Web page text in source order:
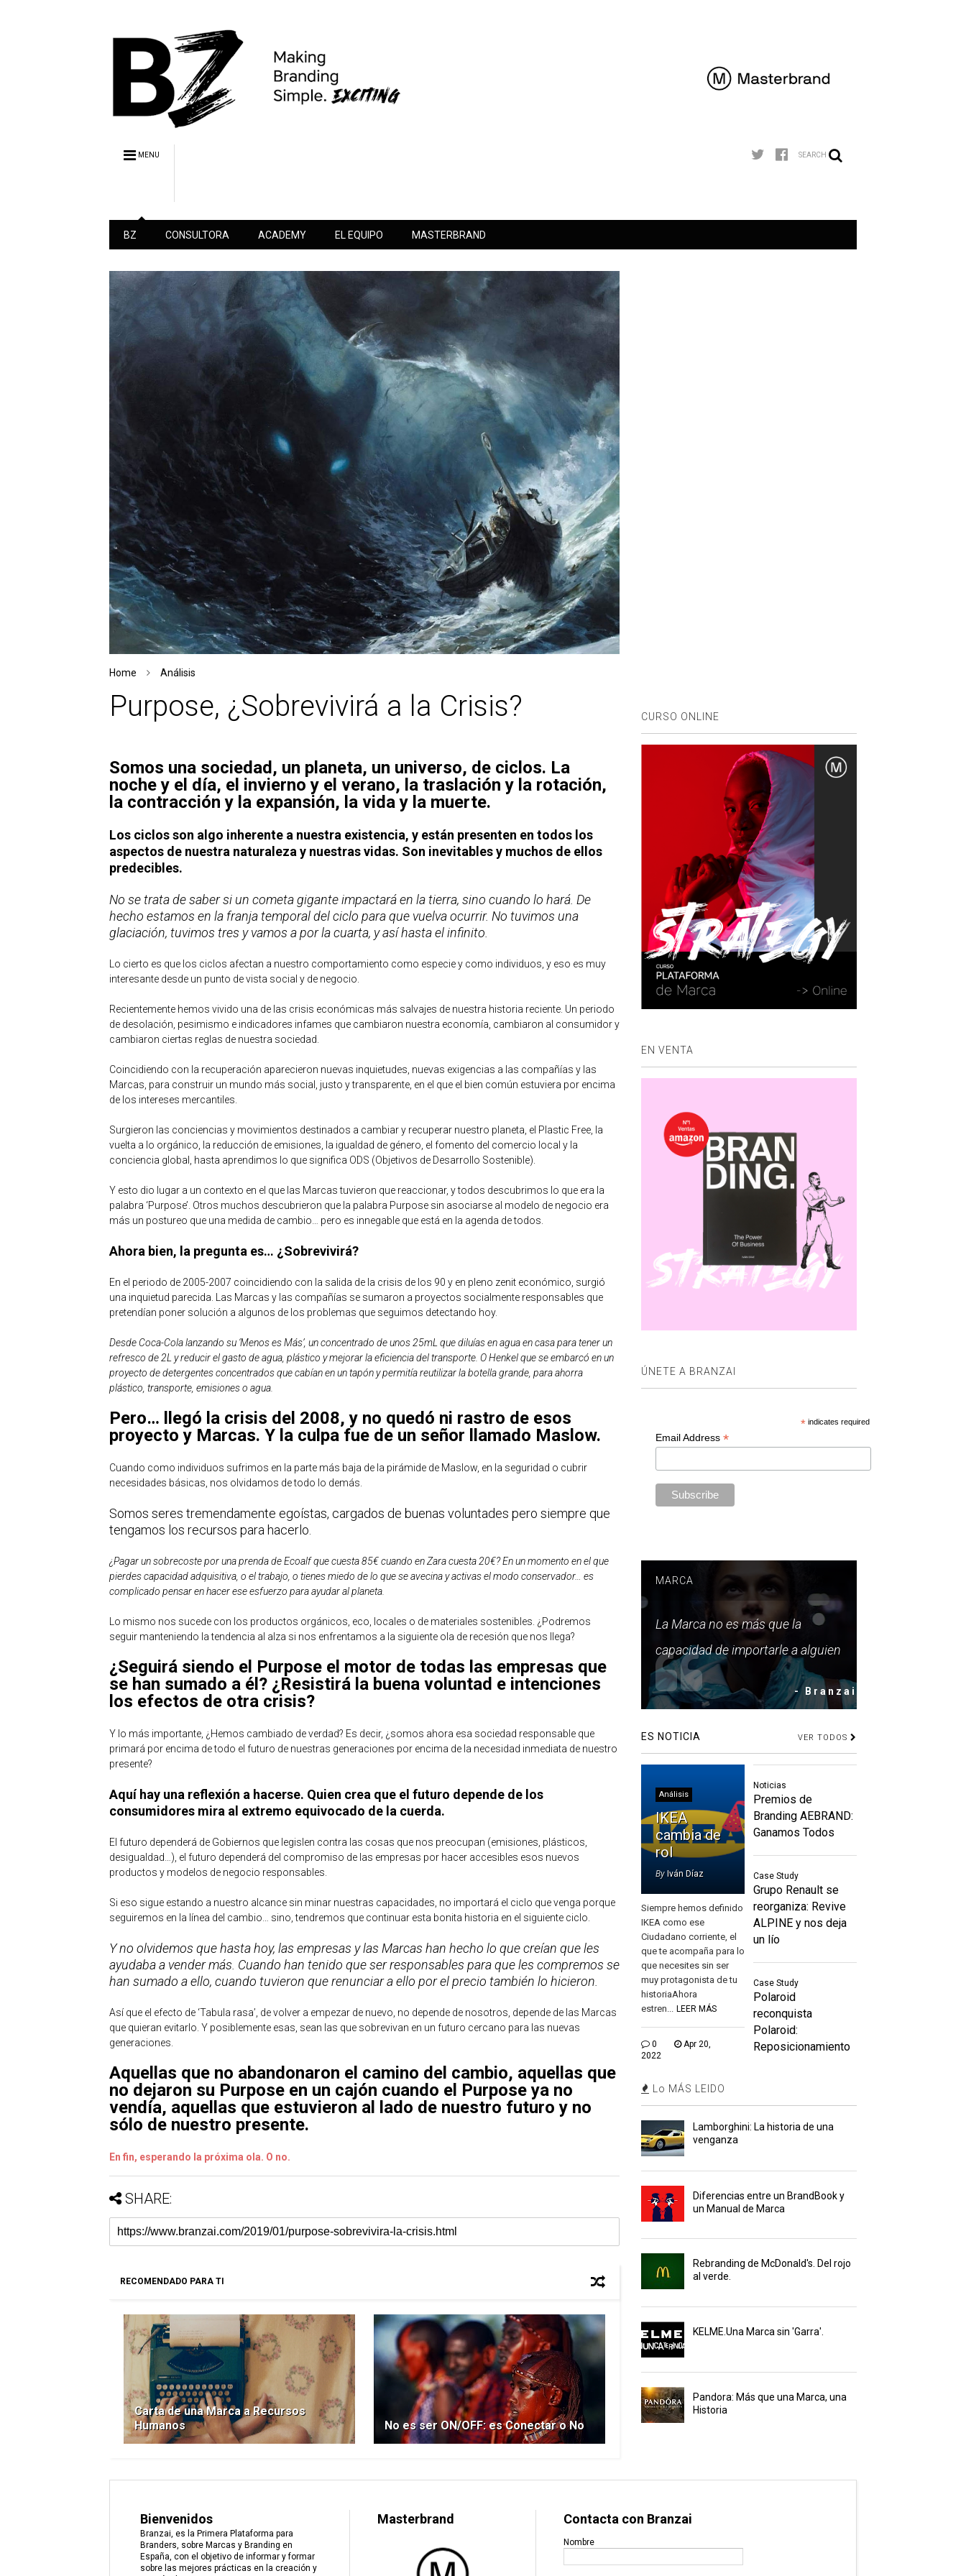
MENU SEARCH
BZ CONSULTORA ACADEMY EL EQUIPO MASTERBRAND
Home Análisis
Purpose, ¿Sobrevivirá a la Crisis?
Somos una sociedad, un planeta, un universo, de ciclos. La
noche y el día, el invierno y el verano, la traslación y la rotación,
la contracción y la expansión, la vida y la muerte.
Los ciclos son algo inherente a nuestra existencia, y están presenten en todos los
aspectos de nuestra naturaleza y nuestras vidas. Son inevitables y muchos de ellos
predecibles.
No se trata de saber si un cometa gigante impactará en la tierra, sino cuando lo hará. De
hecho estamos en la franja temporal del ciclo para que vuelva ocurrir. No tuvimos una
glaciación, tuvimos tres y vamos a por la cuarta, y así hasta el infinito.
Lo cierto es que los ciclos afectan a nuestro comportamiento como especie y como individuos, y eso es muy
interesante desde un punto de vista social y de negocio.
Recientemente hemos vivido una de las crisis económicas más salvajes de nuestra historia reciente. Un periodo
de desolación, pesimismo e indicadores infames que cambiaron nuestra economía, cambiaron al consumidor y
cambiaron ciertas reglas de nuestra sociedad.
Coincidiendo con la recuperación aparecieron nuevas inquietudes, nuevas exigencias a las compañías y las
Marcas, para construir un mundo más social, justo y transparente, en el que el bien común estuviera por encima
de los intereses mercantiles.
Surgieron las conciencias y movimientos destinados a cambiar y recuperar nuestro planeta, el Plastic Free, la
vuelta a lo orgánico, la reducción de emisiones, la igualdad de género, el fomento del comercio local y la
conciencia global, hasta aprendimos lo que significa ODS (Objetivos de Desarrollo Sostenible).
Y esto dio lugar a un contexto en el que las Marcas tuvieron que reaccionar, y todos descubrimos lo que era la
palabra ‘Purpose’. Otros muchos descubrieron que la palabra Purpose sin asociarse al modelo de negocio era
más un postureo que una medida de cambio… pero es innegable que está en la agenda de todos.
Ahora bien, la pregunta es… ¿Sobrevivirá?
En el periodo de 2005-2007 coincidiendo con la salida de la crisis de los 90 y en pleno zenit económico, surgió
una inquietud parecida. Las Marcas y las compañías se sumaron a proyectos socialmente responsables que
pretendían poner solución a algunos de los problemas que seguimos detectando hoy.
Desde Coca-Cola lanzando su ‘Menos es Más’, un concentrado de unos 25mL que diluías en agua en casa para tener un
refresco de 2L y reducir el gasto de agua, plástico y mejorar la eficiencia del transporte. O Henkel que se embarcó en un
proyecto de detergentes concentrados que cabían en un tapón y permitía reutilizar la botella grande, para ahorra
plástico, transporte, emisiones o agua.
Pero… llegó la crisis del 2008, y no quedó ni rastro de esos
proyecto y Marcas. Y la culpa fue de un señor llamado Maslow.
Cuando como individuos sufrimos en la parte más baja de la pirámide de Maslow, en la seguridad o cubrir
necesidades básicas, nos olvidamos de todo lo demás.
Somos seres tremendamente egoístas, cargados de buenas voluntades pero siempre que
tengamos los recursos para hacerlo.
¿Pagar un sobrecoste por una prenda de Ecoalf que cuesta 85€ cuando en Zara cuesta 20€? En un momento en el que
pierdes capacidad adquisitiva, o el trabajo, o tienes miedo de lo que se avecina y activas el modo conservador… es
complicado pensar en hacer ese esfuerzo para ayudar al planeta.
Lo mismo nos sucede con los productos orgánicos, eco, locales o de materiales sostenibles. ¿Podremos
seguir manteniendo la tendencia al alza si nos enfrentamos a la siguiente ola de recesión que nos llega?
¿Seguirá siendo el Purpose el motor de todas las empresas que
se han sumado a él? ¿Resistirá la buena voluntad e intenciones
los efectos de otra crisis?
Y lo más importante, ¿Hemos cambiado de verdad? Es decir, ¿somos ahora esa sociedad responsable que
primará por encima de todo el futuro de nuestras generaciones por encima de la necesidad inmediata de nuestro
presente?
Aquí hay una reflexión a hacerse. Quien crea que el futuro depende de los
consumidores mira al extremo equivocado de la cuerda.
El futuro dependerá de Gobiernos que legislen contra las cosas que nos preocupan (emisiones, plásticos,
desigualdad…), el futuro dependerá del compromiso de las empresas por hacer accesibles esos nuevos
productos y modelos de negocio responsables.
Si eso sigue estando a nuestro alcance sin minar nuestras capacidades, no importará el ciclo que venga porque
seguiremos en la línea del cambio… sino, tendremos que continuar esta bonita historia en el siguiente ciclo.
Y no olvidemos que hasta hoy, las empresas y las Marcas han hecho lo que creían que les
ayudaba a vender más. Cuando han tenido que ser responsables para que les compremos se
han sumado a ello, cuando tuvieron que renunciar a ello por el precio también lo hicieron.
Así que el efecto de ‘Tabula rasa’, de volver a empezar de nuevo, no depende de nosotros, depende de las Marcas
que quieran evitarlo. Y posiblemente esas, sean las que sobrevivan en un futuro cercano para las nuevas
generaciones.
Aquellas que no abandonaron el camino del cambio, aquellas que
no dejaron su Purpose en un cajón cuando el Purpose ya no
vendía, aquellas que estuvieron al lado de nuestro futuro y no
sólo de nuestro presente.
En fin, esperando la próxima ola. O no.
SHARE:
RECOMENDADO PARA TI
Carta de una Marca a Recursos
Humanos
No es ser ON/OFF: es Conectar o No
CURSO ONLINE
EN VENTA
ÚNETE A BRANZAI
*indicates required
Email Address *
MARCA
La Marca no es más que la
capacidad de importarle a alguien
- Branzai
ES NOTICIA VER TODOS
Análisis
IKEA
cambia de
rol
By Iván Díaz
Siempre hemos definido
IKEA como ese
Ciudadano corriente, el
que te acompaña para lo
que necesites sin ser
muy protagonista de tu
historiaAhora
estren...
LEER MÁS
0
Apr 20,
2022
Noticias
Premios de
Branding AEBRAND:
Ganamos Todos
Case Study
Grupo Renault se
reorganiza: Revive
ALPINE y nos deja
un lío
Case Study
Polaroid
reconquista
Polaroid:
Reposicionamiento
Lo MÁS LEIDO
Lamborghini: La historia de una
venganza
Diferencias entre un BrandBook y
un Manual de Marca
Rebranding de McDonald's. Del rojo
al verde.
KELME.Una Marca sin 'Garra'.
Pandora: Más que una Marca, una
Historia
Bienvenidos
Branzai, es la Primera Plataforma para
Branders, sobre Marcas y Branding en
España, con el objetivo de informar y formar
sobre las mejores prácticas en la creación y
Masterbrand Contacta con Branzai
Nombre